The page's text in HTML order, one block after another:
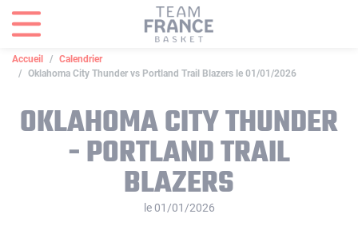
Accueil
Calendrier
Oklahoma City Thunder vs Portland Trail Blazers le 01/01/2026
OKLAHOMA CITY THUNDER
- PORTLAND TRAIL
BLAZERS
le 01/01/2026
Panneau de gestion des cookies